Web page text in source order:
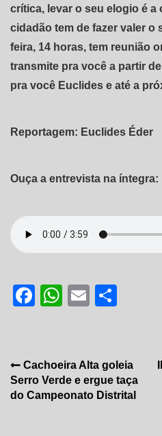
crítica, levar o seu elogio é a
cidadão tem de fazer valer o
feira, 14 horas, tem reunião
transmite pra você a partir
pra você Euclides e até a
Reportagem: Euclides Éder
Ouça a entrevista na íntegra:
Facebook
WhatsApp
Email
Navegação
de
Cachoeira Alta goleia
Serro Verde e ergue taça
do Campeonato Distrital